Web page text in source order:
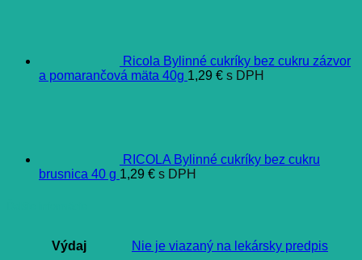
Ricola Bylinné cukríky bez cukru zázvor
a pomarančová mäta 40g 1,29 € s DPH
RICOLA Bylinné cukríky bez cukru
brusnica 40 g 1,29 € s DPH
Výdaj Nie je viazaný na lekársky predpis